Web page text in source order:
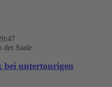
der Saale
untertourigen